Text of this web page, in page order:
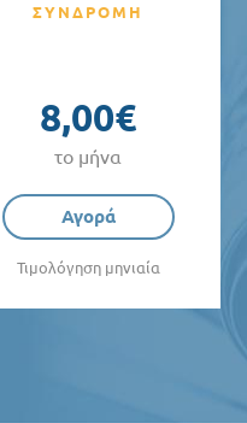
ΣΥΝΔΡΟΜΗ
8,00€
το μήνα
Αγορά
Τιμολόγηση μηνιαία